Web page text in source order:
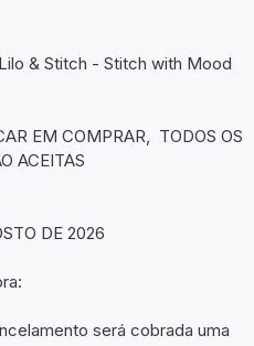
& Stitch - Stitch with Mood
EM COMPRAR, TODOS OS
ACEITAS
DE 2026
será cobrada uma